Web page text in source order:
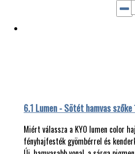
6.1 Lumen - Sötét hamvas szőke
Miért válassza a KYO lumen color
fényhajfesték gyömbérrel és